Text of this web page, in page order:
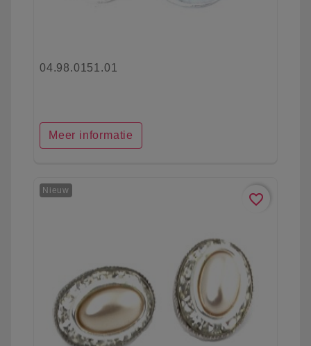
04.98.0151.01
Meer informatie
Nieuw
favorite_border